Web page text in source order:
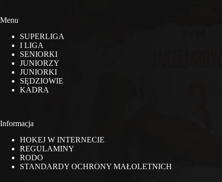
Menu
SUPERLIGA
I LIGA
SENIORKI
JUNIORZY
JUNIORKI
SĘDZIOWIE
KADRA
Informacja
HOKEJ W INTERNECIE
REGULAMINY
RODO
STANDARDY OCHRONY MAŁOLETNICH